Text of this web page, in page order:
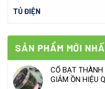
TỦ ĐIỆN
SẢN PHẨM MỚI
CỔ BẠT
GIẢM ỒN HIỆU